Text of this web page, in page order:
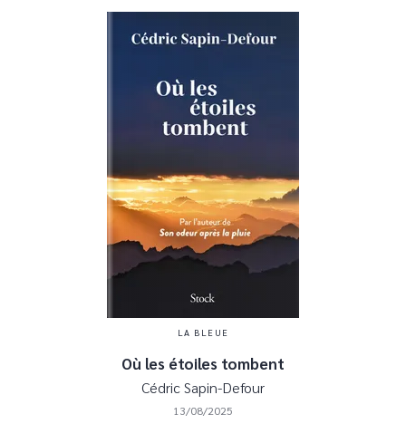
LA BLEUE
Où les étoiles tombent
Cédric Sapin-Defour
13/08/2025